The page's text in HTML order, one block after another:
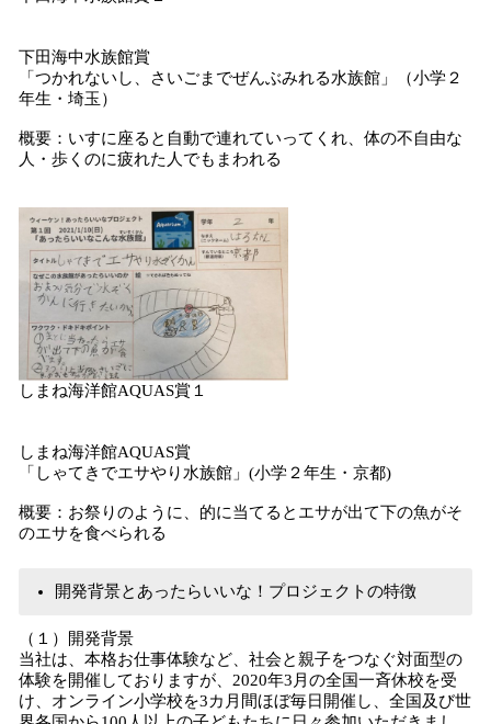
下田海中水族館賞
「つかれないし、さいごまでぜんぶみれる水族館」（小学２
年生・埼玉）
概要：いすに座ると自動で連れていってくれ、体の不自由な
人・歩くのに疲れた人でもまわれる
しまね海洋館AQUAS賞１
しまね海洋館AQUAS賞
「しゃてきでエサやり水族館」(小学２年生・京都)
概要：お祭りのように、的に当てるとエサが出て下の魚がそ
のエサを食べられる
開発背景とあったらいいな！プロジェクトの特徴
（１）開発背景
当社は、本格お仕事体験など、社会と親子をつなぐ対面型の
体験を開催しておりますが、2020年3月の全国一斉休校を受
け、オンライン小学校を3カ月間ほぼ毎日開催し、全国及び世